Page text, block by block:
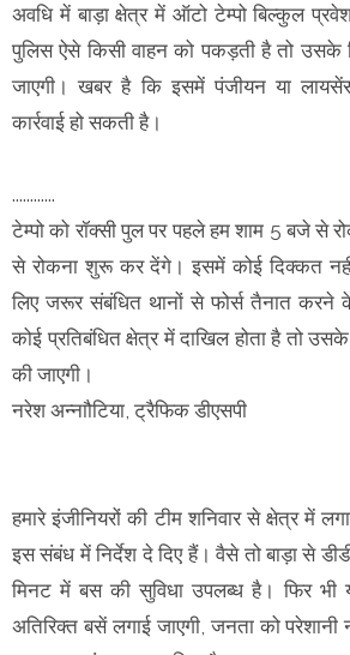
अवधि में बाड़ा क्षेत्र में ऑटो टेम्पो बिल्कुल
पुलिस ऐसे किसी वाहन को पकड़ती है तो उसके
जाएगी। खबर है कि इसमें पंजीयन या
कार्रवाई हो सकती है।
............
टेम्पो को रॉक्सी पुल पर पहले हम शाम 5 बजे से
से रोकना शुरू कर देंगे। इसमें कोई दिक्कत
लिए जरूर संबंधित थानों से फोर्स तैनात करने
कोई प्रतिबंधित क्षेत्र में दाखिल होता है तो
की जाएगी।
नरेश अन्नाौटिया, ट्रैफिक डीएसपी
हमारे इंजीनियरों की टीम शनिवार से क्षेत्र में
इस संबंध में निर्देश दे दिए हैं। वैसे तो बाड़ा से
मिनट में बस की सुविधा उपलब्ध है। फिर भी
अतिरिक्त बसें लगाई जाएगी, जनता को परेशानी